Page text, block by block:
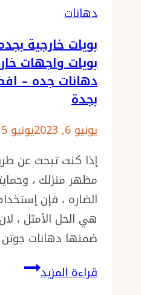
الأن
بعدة
الوان
خاصة
يتوفر
لدينا
شفاف
للارضيات
بجدة
دهانات
بويات واجهات
دهانات جده –
بجدة
يونيو 6, 2023
يونيو 15, 2023
إذا كنت تبحث عن
مظهر منزلك ،
الضاره ، فإن
هي الحل الأمثل ،
ضمنها دهانات
قراءة المزيدبويات